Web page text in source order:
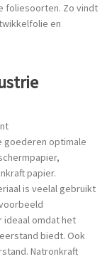
foliesoorten. Zo vindt
en
goederen optimale
papier.
is veelal gebruikt
ideaal omdat het
biedt. Ook
Natronkraft